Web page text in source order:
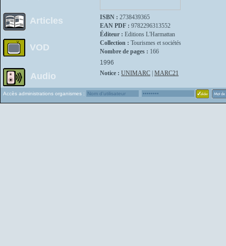
Articles
VOD
Audio
ISBN : 2738439365
EAN PDF : 9782296313552
Éditeur : Editions L'Harmattan
Collection : Tourismes et sociétés
Nombre de pages : 166
1996
Notice : UNIMARC MARC21
Accès administrations organismes :